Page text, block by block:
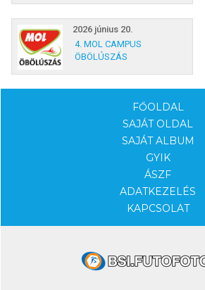
2026 június 20.
4. MOL CAMPUS
ÖBÖLÚSZÁS
FŐOLDAL
SAJÁT OLDAL
SAJÁT ALBUM
GYIK
ÁSZF
ADATKEZELÉS
KAPCSOLAT